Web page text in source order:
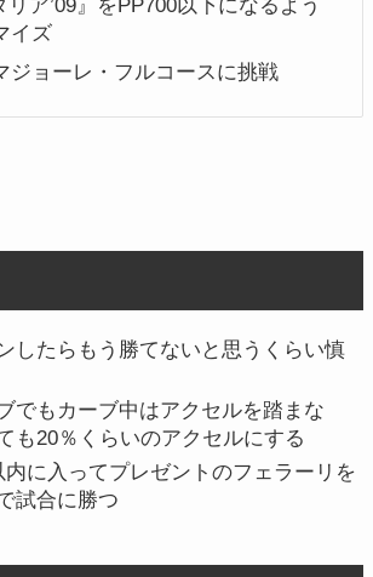
リア’09』をPP700以下になるよう
イズ
ジョーレ・フルコースに挑戦
したらもう勝てないと思うくらい慎
でもカーブ中はアクセルを踏まな
も20％くらいのアクセルにする
内に入ってプレゼントのフェラーリを
試合に勝つ